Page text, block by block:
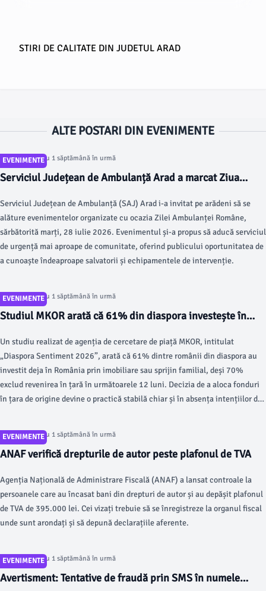
STIRI DE CALITATE DIN JUDETUL ARAD
ALTE POSTARI DIN EVENIMENTE
EVENIMENTE
Articol postat cu 1 săptămână în urmă
Serviciul Județean de Ambulanță Arad a marcat Ziua
arădene
Serviciul Județean de Ambulanță (SAJ) Arad i-a invitat pe arădeni să se
alăture evenimentelor organizate cu ocazia Zilei Ambulanței Române,
sărbătorită marți, 28 iulie 2026. Evenimentul și-a propus să aducă serviciul
de urgență mai aproape de comunitate, oferind publicului oportunitatea de
a cunoaște îndeaproape salvatorii și echipamentele de intervenție.
EVENIMENTE
Articol postat cu 1 săptămână în urmă
Studiul MKOR arată că 61% din diaspora investește în
Un studiu realizat de agenția de cercetare de piață MKOR, intitulat
„Diaspora Sentiment 2026”, arată că 61% dintre românii din diaspora au
investit deja în România prin imobiliare sau sprijin familial, deși 70%
exclud revenirea în țară în următoarele 12 luni. Decizia de a aloca fonduri
în țara de origine devine o practică stabilă chiar și în absența intențiilor de
EVENIMENTE
Articol postat cu 1 săptămână în urmă
ANAF verifică drepturile de autor peste plafonul de TVA
Agenția Națională de Administrare Fiscală (ANAF) a lansat controale la
persoanele care au încasat bani din drepturi de autor și au depășit plafonul
de TVA de 395.000 lei. Cei vizați trebuie să se înregistreze la organul fiscal
unde sunt arondați și să depună declarațiile aferente.
EVENIMENTE
Articol postat cu 1 săptămână în urmă
Avertisment: Tentative de fraudă prin SMS în numele